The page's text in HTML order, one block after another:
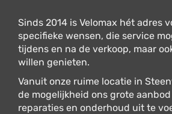
Sinds 2014 is Velomax hét adres
specifieke wensen, die service
tijdens en na de verkoop, maar
willen genieten.
Vanuit onze ruime locatie in
de mogelijkheid ons grote
reparaties en onderhoud uit te